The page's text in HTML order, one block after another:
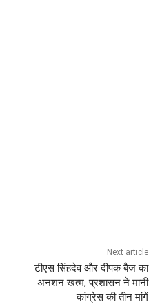
Next article
टीएस सिंहदेव और दीपक बैज का
अनशन खत्म, प्रशासन ने मानी
कांग्रेस की तीन मांगें